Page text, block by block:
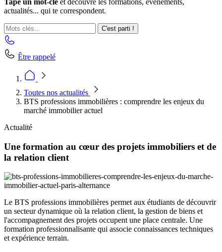
Tape un mot-clé et découvre les formations, événements,
actualités... qui te correspondent.
C'est parti !
Être rappelé
Toutes nos actualités
BTS professions immobilières : comprendre les enjeux du
marché immobilier actuel
Actualité
Une formation au cœur des projets immobiliers et de
la relation client
Le BTS professions immobilières permet aux étudiants de découvrir
un secteur dynamique où la relation client, la gestion de biens et
l'accompagnement des projets occupent une place centrale. Une
formation professionnalisante qui associe connaissances techniques
et expérience terrain.